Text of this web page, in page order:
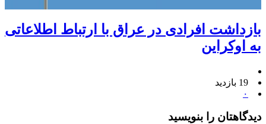
بازداشت افرادی در عراق با ارتباط اطلاعاتی
به اوکراین
19 بازدید
۰
دیدگاهتان را بنویسید